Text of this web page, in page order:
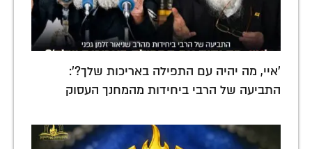
'איי, מה יהיה עם התפילה באריכות שלך?':
התביעה של הרבי ביחידות מהמחנך העסוק